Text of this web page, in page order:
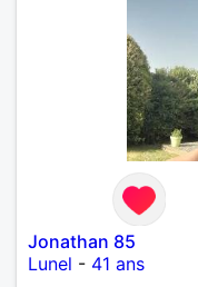
Jonathan 85
Lunel - 41 ans